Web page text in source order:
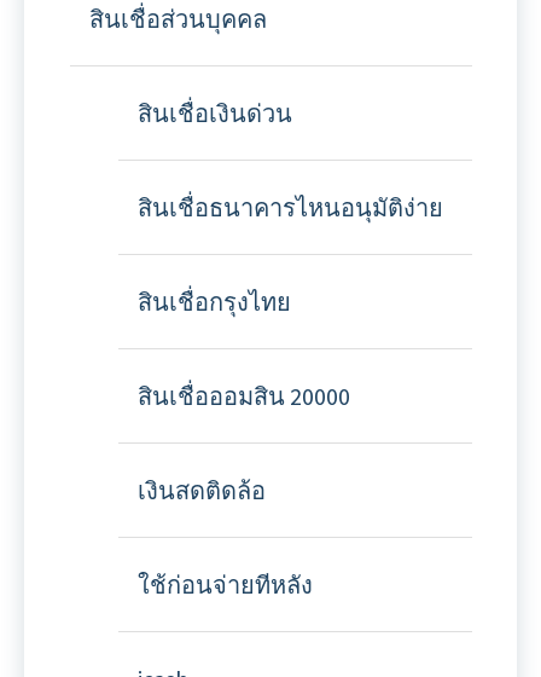
สินเชื่อส่วนบุคคล
สินเชื่อเงินด่วน
สินเชื่อธนาคารไหนอนุมัติง่าย
สินเชื่อกรุงไทย
สินเชื่อออมสิน 20000
เงินสดติดล้อ
ใช้ก่อนจ่ายทีหลัง